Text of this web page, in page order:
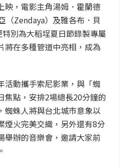
映，電影主角湯姆．霍蘭德
（Zendaya）及雅各布．貝
別為大稻埕夏日節錄製專屬
將在多種管道中亮相，成為
活動攜手索尼影業，與「蜘
焦點，安排2場總長20分鐘的
蜘蛛人將與台北城市意象以
煙火完美交織，另外還有8分
舉辦的音樂會，邀請大家前